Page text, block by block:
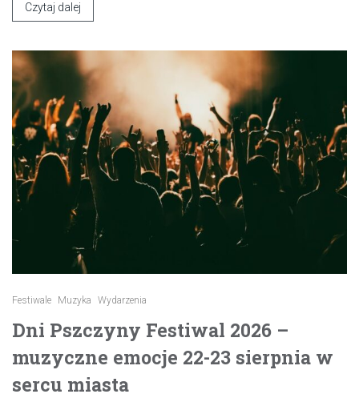
Czytaj dalej
Festiwale Muzyka Wydarzenia
Dni Pszczyny Festiwal 2026 –
muzyczne emocje 22-23 sierpnia w
sercu miasta